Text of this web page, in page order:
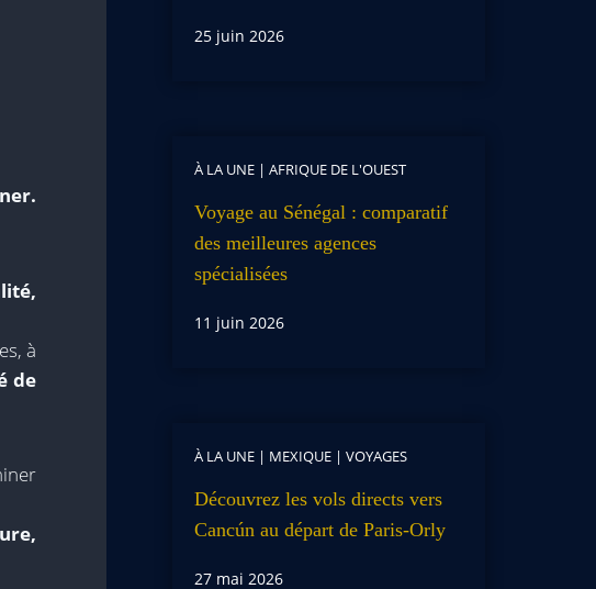
à
de
25 juin 2026
À LA UNE| AFRIQUE DE L'OUEST
Voyage au Sénégal : comparatif
des meilleures agences
spécialisées
11 juin 2026
À LA UNE| MEXIQUE| VOYAGES
Découvrez les vols directs vers
Cancún au départ de Paris-Orly
27 mai 2026